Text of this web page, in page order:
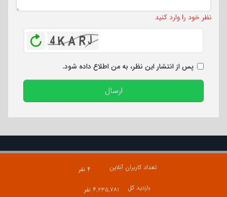
نظر خود را وارد کنید
پس از انتشار این نظر، به من اطلاع داده شود.
ارسال
تعداد کاربران آنلاین
۴ نفر
بازدید کل
۴,۲۳۵,۷۸۱ نفر